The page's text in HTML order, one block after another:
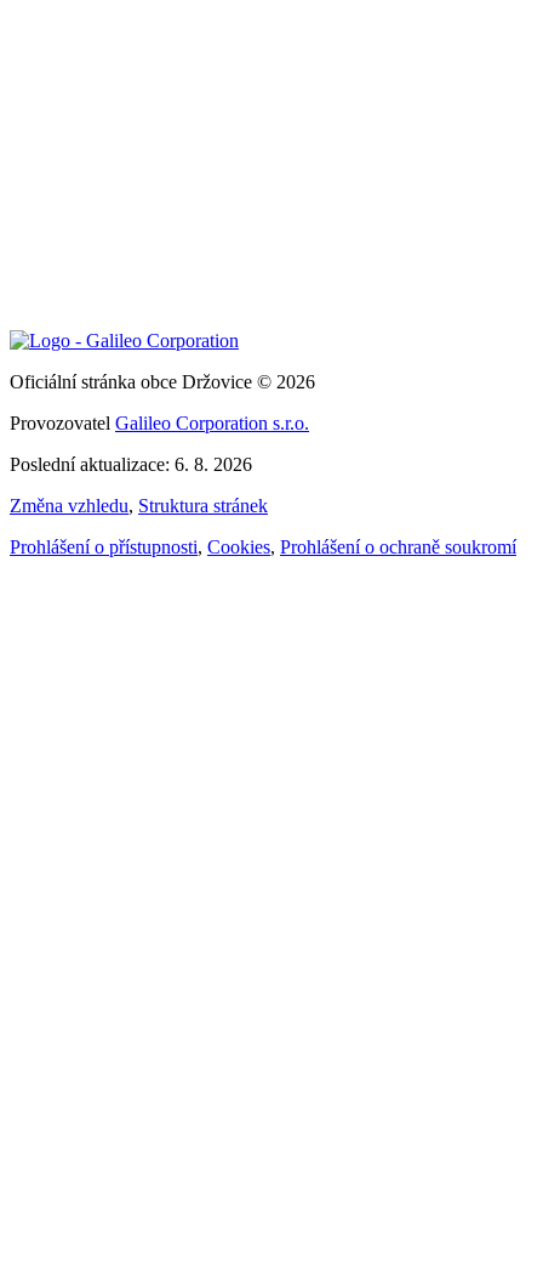
Oficiální stránka obce Držovice © 2026
Provozovatel Galileo Corporation s.r.o.
Poslední aktualizace: 6. 8. 2026
Změna vzhledu, Struktura stránek
Prohlášení o přístupnosti, Cookies, Prohlášení o ochraně soukromí